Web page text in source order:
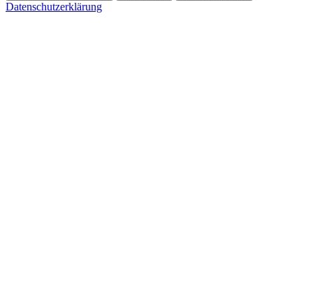
Datenschutzerklärung